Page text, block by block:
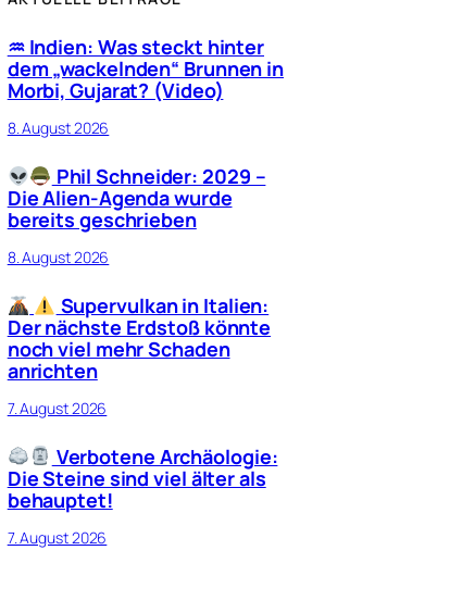
♒︎ Indien: Was steckt hinter
dem „wackelnden“ Brunnen in
Morbi, Gujarat? (Video)
8. August 2026
Phil Schneider: 2029 –
Die Alien-Agenda wurde
bereits geschrieben
8. August 2026
Supervulkan in Italien:
Der nächste Erdstoß könnte
noch viel mehr Schaden
anrichten
7. August 2026
Verbotene Archäologie:
Die Steine sind viel älter als
behauptet!
7. August 2026